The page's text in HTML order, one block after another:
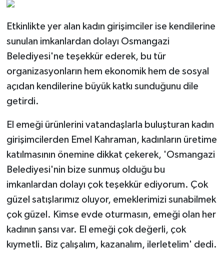
Etkinlikte yer alan kadın girişimciler ise kendilerine
sunulan imkanlardan dolayı Osmangazi
Belediyesi'ne teşekkür ederek, bu tür
organizasyonların hem ekonomik hem de sosyal
açıdan kendilerine büyük katkı sunduğunu dile
getirdi.
El emeği ürünlerini vatandaşlarla buluşturan kadın
girişimcilerden Emel Kahraman, kadınların üretime
katılmasının önemine dikkat çekerek, 'Osmangazi
Belediyesi'nin bize sunmuş olduğu bu
imkanlardan dolayı çok teşekkür ediyorum. Çok
güzel satışlarımız oluyor, emeklerimizi sunabilmek
çok güzel. Kimse evde oturmasın, emeği olan her
kadının şansı var. El emeği çok değerli, çok
kıymetli. Biz çalışalım, kazanalım, ilerletelim' dedi.